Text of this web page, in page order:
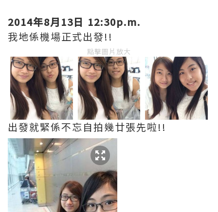
2014年8月13日 12:30p.m.
我地係機場正式出發!!
點擊圖片放大
出發就緊係不忘自拍幾廿張先啦!!